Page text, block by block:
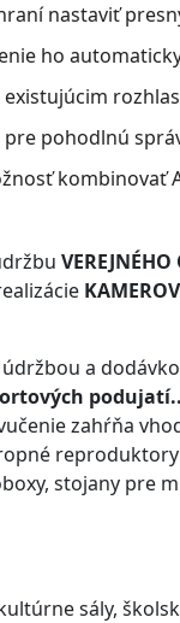
nastaviť
ho
pohodlnú
a
zahŕňa
stojany pre
sály,